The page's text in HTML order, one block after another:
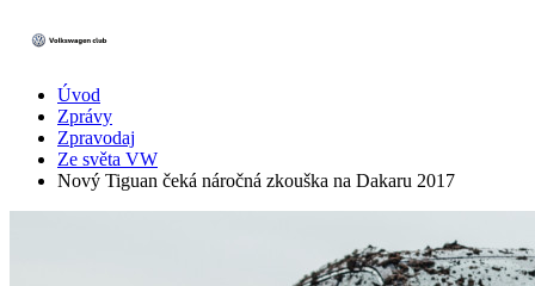
Úvod
Zprávy
Zpravodaj
Ze světa VW
Nový Tiguan čeká náročná zkouška na Dakaru 2017